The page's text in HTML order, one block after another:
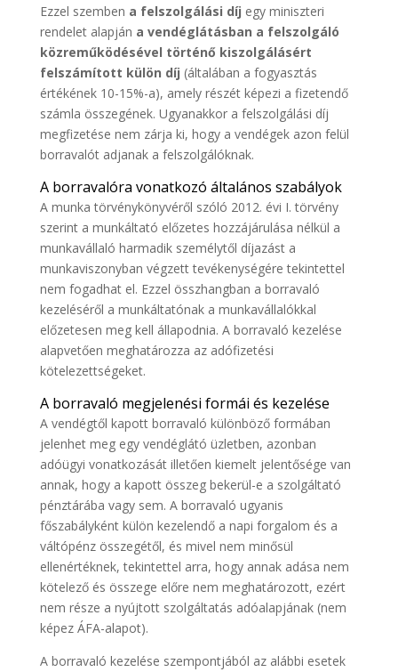
Ezzel szemben a felszolgálási díj egy miniszteri
rendelet alapján a vendéglátásban a felszolgáló
közreműködésével történő kiszolgálásért
felszámított külön díj (általában a fogyasztás
értékének 10-15%-a), amely részét képezi a fizetendő
számla összegének. Ugyanakkor a felszolgálási díj
megfizetése nem zárja ki, hogy a vendégek azon felül
borravalót adjanak a felszolgálóknak.
A borravalóra vonatkozó általános szabályok
A munka törvénykönyvéről szóló 2012. évi I. törvény
szerint a munkáltató előzetes hozzájárulása nélkül a
munkavállaló harmadik személytől díjazást a
munkaviszonyban végzett tevékenységére tekintettel
nem fogadhat el. Ezzel összhangban a borravaló
kezeléséről a munkáltatónak a munkavállalókkal
előzetesen meg kell állapodnia. A borravaló kezelése
alapvetően meghatározza az adófizetési
kötelezettségeket.
A borravaló megjelenési formái és kezelése
A vendégtől kapott borravaló különböző formában
jelenhet meg egy vendéglátó üzletben, azonban
adóügyi vonatkozását illetően kiemelt jelentősége van
annak, hogy a kapott összeg bekerül-e a szolgáltató
pénztárába vagy sem. A borravaló ugyanis
főszabályként külön kezelendő a napi forgalom és a
váltópénz összegétől, és mivel nem minősül
ellenértéknek, tekintettel arra, hogy annak adása nem
kötelező és összege előre nem meghatározott, ezért
nem része a nyújtott szolgáltatás adóalapjának (nem
képez ÁFA-alapot).
A borravaló kezelése szempontjából az alábbi esetek